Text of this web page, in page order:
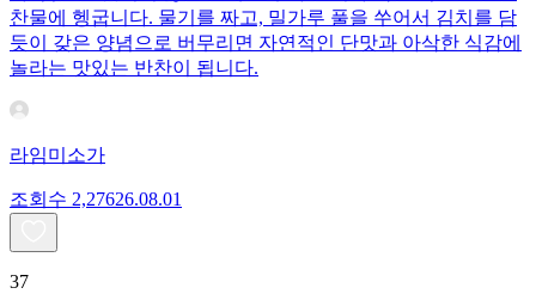
찬물에 헹굽니다. 물기를 짜고, 밀가루 풀을 쑤어서 김치를 담
듯이 갖은 양념으로 버무리면 자연적인 단맛과 아삭한 식감에
놀라는 맛있는 반찬이 됩니다.
라임미소가
조회수 2,27626.08.01
37